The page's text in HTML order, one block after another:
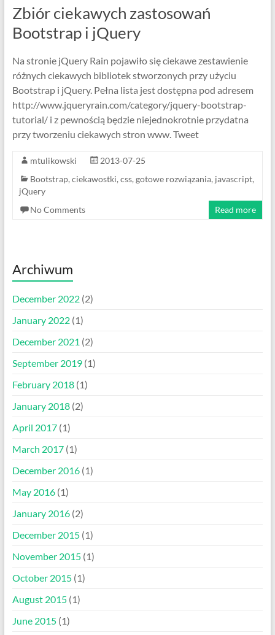
Zbiór ciekawych zastosowań
Bootstrap i jQuery
Na stronie jQuery Rain pojawiło się ciekawe zestawienie
różnych ciekawych bibliotek stworzonych przy użyciu
Bootstrap i jQuery. Pełna lista jest dostępna pod adresem
http://www.jqueryrain.com/category/jquery-bootstrap-
tutorial/ i z pewnością będzie niejednokrotnie przydatna
przy tworzeniu ciekawych stron www. Tweet
mtulikowski
2013-07-25
Bootstrap, ciekawostki, css, gotowe rozwiązania, javascript,
jQuery
No Comments
Read more
Archiwum
December 2022(2)
January 2022(1)
December 2021 (2)
September 2019(1)
February 2018(1)
January 2018(2)
April 2017(1)
March 2017(1)
December 2016(1)
May 2016(1)
January 2016(2)
December 2015(1)
November 2015(1)
October 2015(1)
August 2015(1)
June 2015(1)